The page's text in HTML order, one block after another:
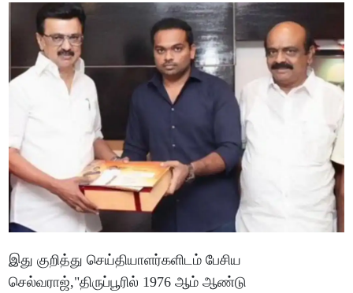
இது குறித்து செய்தியாளர்களிடம் பேசிய
செல்வராஜ்,"திருப்பூரில் 1976 ஆம் ஆண்டு